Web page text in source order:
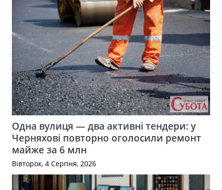
Одна вулиця — два активні тендери: у
Черняхові повторно оголосили ремонт
майже за 6 млн
Вівторок, 4 Серпня, 2026